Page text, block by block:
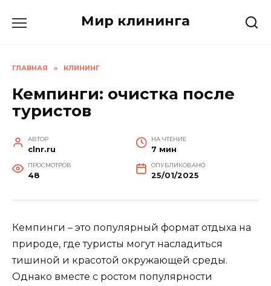
Мир клининга
ГЛАВНАЯ » КЛИНИНГ
Кемпинги: очистка после
туристов
АВТОР
clnr.ru
НА ЧТЕНИЕ
7 мин
ПРОСМОТРОВ
48
ОПУБЛИКОВАНО
25/01/2025
Кемпинги – это популярный формат отдыха на
природе, где туристы могут насладиться
тишиной и красотой окружающей среды.
Однако вместе с ростом популярности